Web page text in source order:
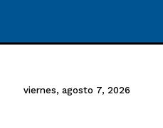
viernes, agosto 7, 2026